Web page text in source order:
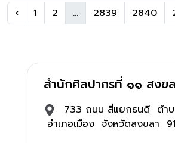
‹ 1 2 ... 2839 2840
สำนักศิลปากรที่ ๑๑ สงข
733 ถนน สี่แยกธนดี ตำบ
อำเภอเมือง จังหวัดสงขลา